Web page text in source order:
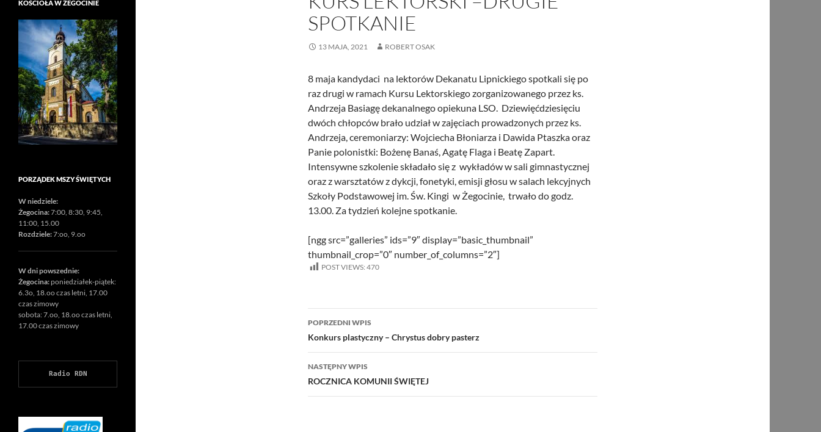
SPOTKANIE
13 MAJA, 2021 ROBERT OSAK
8 maja kandydaci na lektorów Dekanatu Lipnickiego spotkali się po
raz drugi w ramach Kursu Lektorskiego zorganizowanego przez ks.
Andrzeja Basiagę dekanalnego opiekuna LSO. Dziewięćdziesięciu
dwóch chłopców brało udział w zajęciach prowadzonych przez ks.
Andrzeja, ceremoniarzy: Wojciecha Błoniarza i Dawida Ptaszka oraz
Panie polonistki: Bożenę Banaś, Agatę Flaga i Beatę Zapart.
Intensywne szkolenie składało się z wykładów w sali gimnastycznej
oraz z warsztatów z dykcji, fonetyki, emisji głosu w salach lekcyjnych
Szkoły Podstawowej im. Św. Kingi w Żegocinie, trwało do godz.
13.00. Za tydzień kolejne spotkanie.
[ngg src=”galleries” ids=”9″ display=”basic_thumbnail”
thumbnail_crop=”0″ number_of_columns=”2″]
POST VIEWS: 470
Nawigacja
wpisu
POPRZEDNI WPIS
Konkurs plastyczny – Chrystus dobry pasterz
NASTĘPNY WPIS
ROCZNICA KOMUNII ŚWIĘTEJ
KOŚCIOŁA W ŻEGOCINIE
PORZĄDEK MSZY ŚWIĘTYCH
W niedziele:
Żegocina:7:00, 8:30, 9:45,
11:00, 15.00
Rozdziele:7:oo, 9.oo
W dni powszednie:
Żegocina: poniedziałek-piątek:
6.3o, 18.oo czas letni, 17.00
czas zimowy
sobota: 7.oo, 18.oo czas letni,
17.00 czas zimowy
Radio RDN